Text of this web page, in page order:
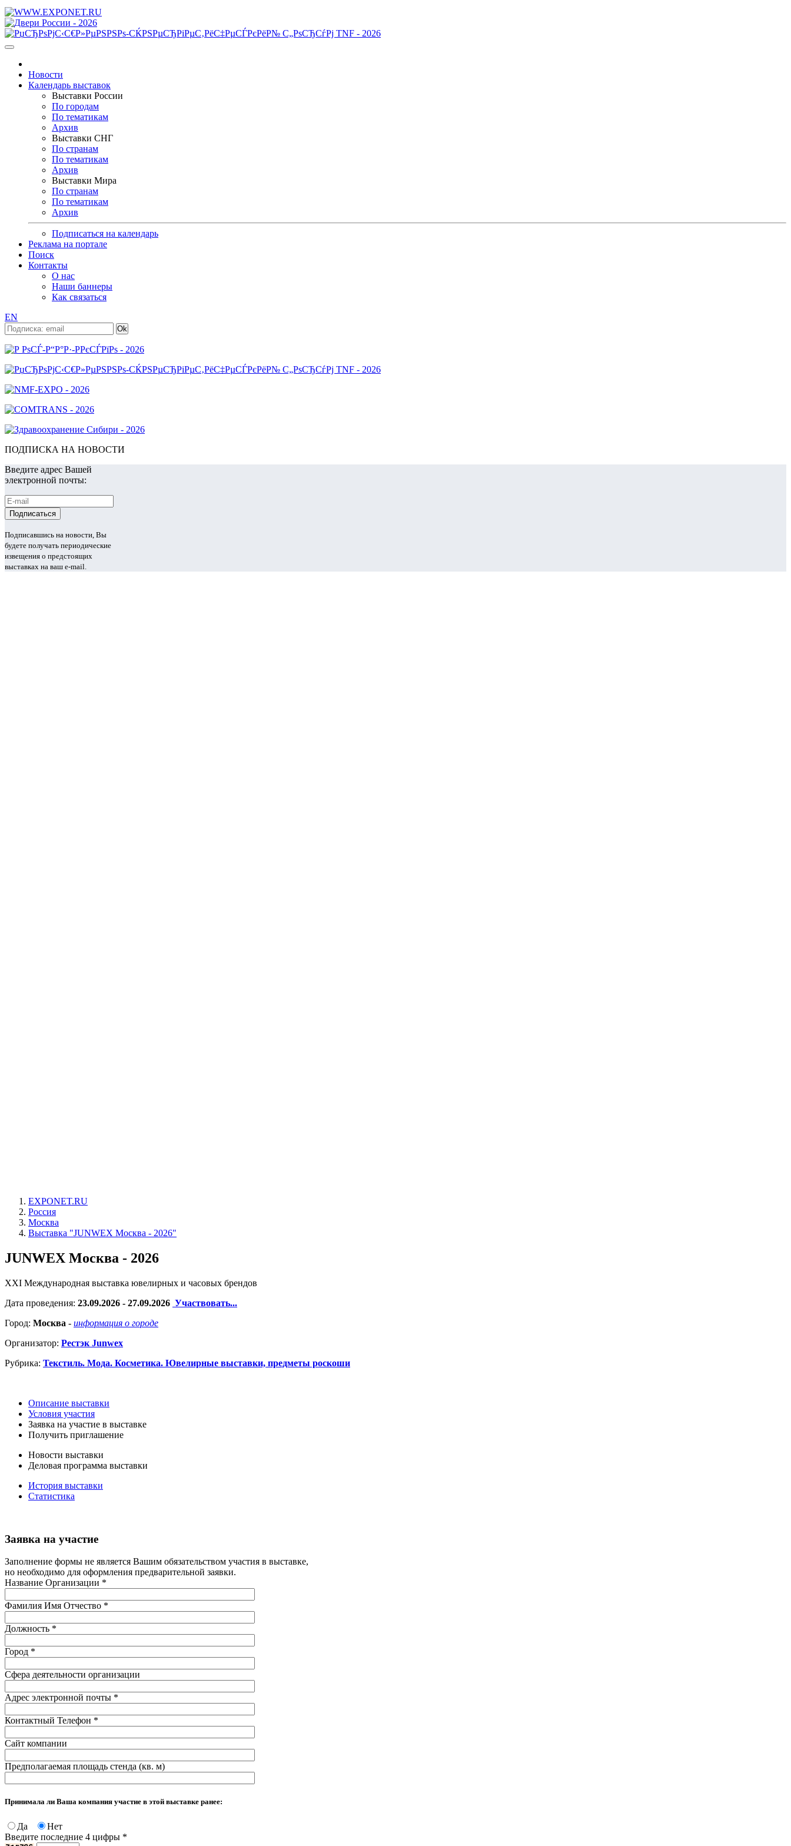
Новости
Календарь выставок
Выставки России
По городам
По тематикам
Архив
Выставки СНГ
По странам
По тематикам
Архив
Выставки Мира
По странам
По тематикам
Архив
Подписаться на календарь
Реклама на портале
Поиск
Контакты
О нас
Наши баннеры
Как связаться
EN
ПОДПИСКА НА НОВОСТИ
Введите адрес Вашей
электронной почты:
Подписавшись на новости, Вы
будете получать периодические
извещения о предстоящих
выставках на ваш e-mail.
EXPONET.RU
Россия
Москва
Выставка "JUNWEX Москва - 2026"
JUNWEX Москва - 2026
XXI Международная выставка ювелирных и часовых брендов
Дата проведения: 23.09.2026 - 27.09.2026 Участвовать...
Город: Москва - информация о городе
Организатор: Рестэк Junwex
Рубрика: Текстиль. Мода. Косметика. Ювелирные выставки, предметы роскоши
Описание выставки
Условия участия
Заявка на участие в выставке
Получить приглашение
Новости выставки
Деловая программа выставки
История выставки
Статистика
Заявка на участие
Заполнение формы не является Вашим обязательством участия в выставке,
но необходимо для оформления предварительной заявки.
Название Организации *
Фамилия Имя Отчество *
Должность *
Город *
Сфера деятельности организации
Адрес электронной почты *
Контактный Телефон *
Сайт компании
Предполагаемая площадь стенда (кв. м)
Принимала ли Ваша компания участие в этой выставке ранее:
Да
Нет
Введите последние 4 цифры *